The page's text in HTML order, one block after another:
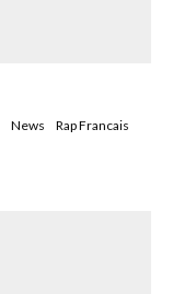
News
Rap Francais